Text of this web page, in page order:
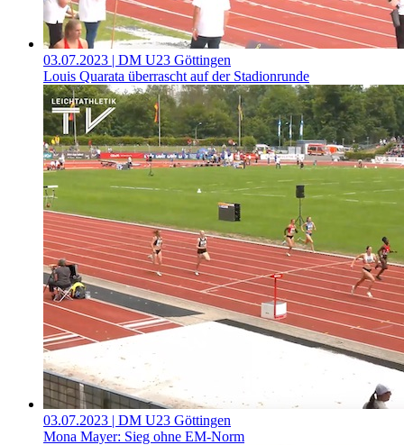
03.07.2023 | DM U23 Göttingen
Louis Quarata überrascht auf der Stadionrunde
03.07.2023 | DM U23 Göttingen
Mona Mayer: Sieg ohne EM-Norm